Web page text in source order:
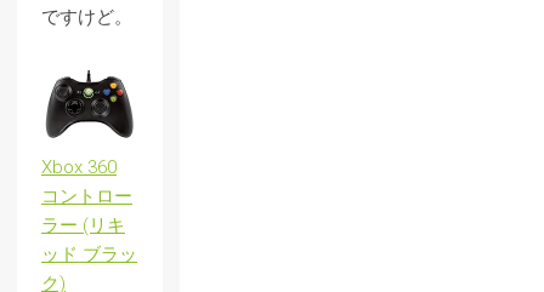
ですけど。
Xbox 360
コントロー
ラー (リキ
ッド ブラッ
ク)